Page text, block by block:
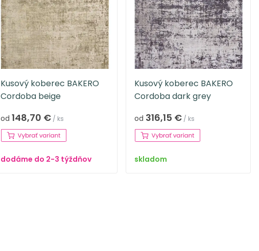
Kusový koberec BAKERO
Cordoba beige
od 148,70 € / ks
dodáme do 2-3 týždňov
Kusový koberec BAKERO
Cordoba dark grey
od 316,15 €/ ks
skladom